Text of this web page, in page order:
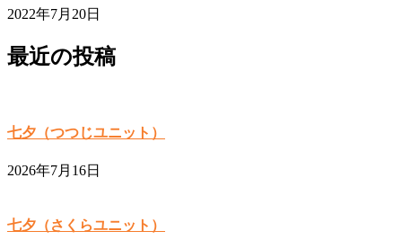
2022年7月20日
最近の投稿
七夕（つつじユニット）
2026年7月16日
七夕（さくらユニット）